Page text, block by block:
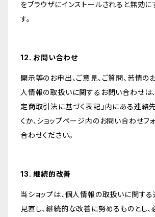
をブラウザにインストールされると無効に
す。
12. お問い合わせ
開示等のお申出、ご意見、ご質問、苦情の
人情報の取扱いに関するお問い合わせは、
定商取引法に基づく表記」内にある連絡
くか、ショップページ内のお問い合わせフ
合わせください。
13. 継続的改善
当ショップは、個人情報の取扱いに関す
見直し、継続的な改善に努めるものとし、